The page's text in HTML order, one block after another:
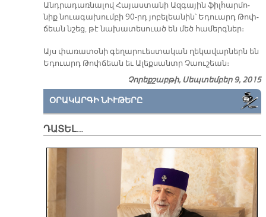
Անդ­րա­դառ­նա­լով Հա­յաս­տա­նի Ազ­գա­յին ֆիլ­հար­մո­
նիք նուա­գա­խում­բի 90-րդ յո­բե­լեա­նին՝ Ե­դուարդ Թոփ­
ճեան նշեց, թէ նա­խա­տե­սուած են մեծ հա­մերգ­ներ։
Այս փա­ռա­տօ­նի գե­ղա­րուես­տա­կան ղե­կա­վար­ներն են
Ե­դուարդ Թոփ­ճեան եւ Ա­լեք­սանտր Չաու­շեան։
Չորեքշաբթի, Սեպտեմբեր 9, 2015
ՕՐԱԿԱՐԳԻ ՆԻՒԹԵՐԸ
ԴԱՏԵԼ…